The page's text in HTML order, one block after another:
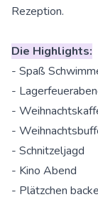
Rezeption.
Die Highlights:
- Spaß
-
-
-
- Schnitzeljagd
- Kino Abend
- Plätzchen